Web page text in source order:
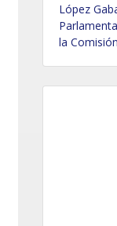
López
la